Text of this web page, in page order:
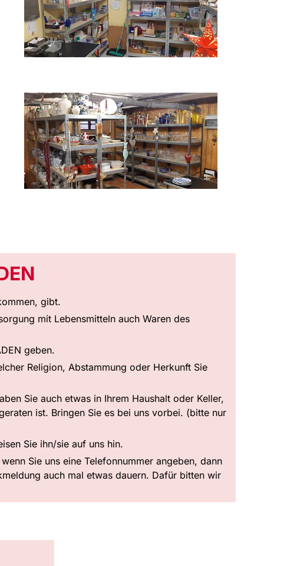
gibt.
mit Lebensmitteln auch Waren des
geben.
Religion, Abstammung oder Herkunft Sie
Sie auch etwas in Ihrem Haushalt oder Keller,
ist. Bringen Sie es bei uns vorbei. (bitte nur
Sie ihn/sie auf uns hin.
Sie uns eine Telefonnummer angeben, dann
auch mal etwas dauern. Dafür bitten wir